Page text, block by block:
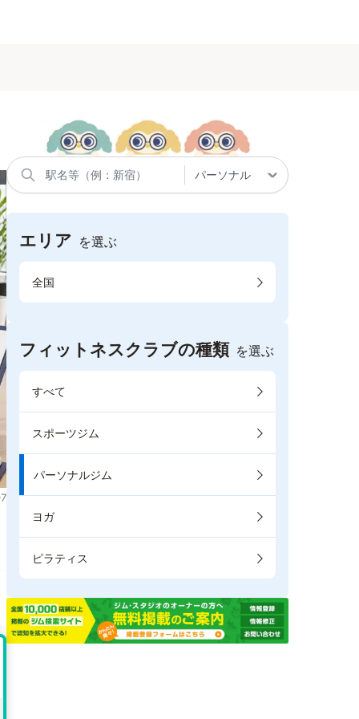
エリア を選ぶ
全国
フィットネスクラブの種類 を選ぶ
すべて
スポーツジム
パーソナルジム
ヨガ
ピラティス